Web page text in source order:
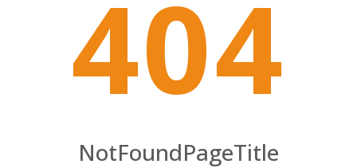
Referanslar
404
NotFoundPageTitle